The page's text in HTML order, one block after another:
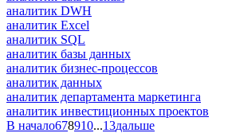
аналитик DWH
аналитик Excel
аналитик SQL
аналитик базы данных
аналитик бизнес-процессов
аналитик данных
аналитик департамента маркетинга
аналитик инвестиционных проектов
В начало678910...13дальше